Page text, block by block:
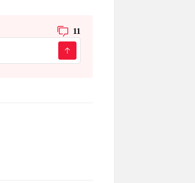
11